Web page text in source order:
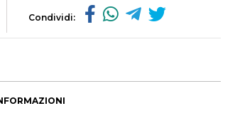
Condividi: